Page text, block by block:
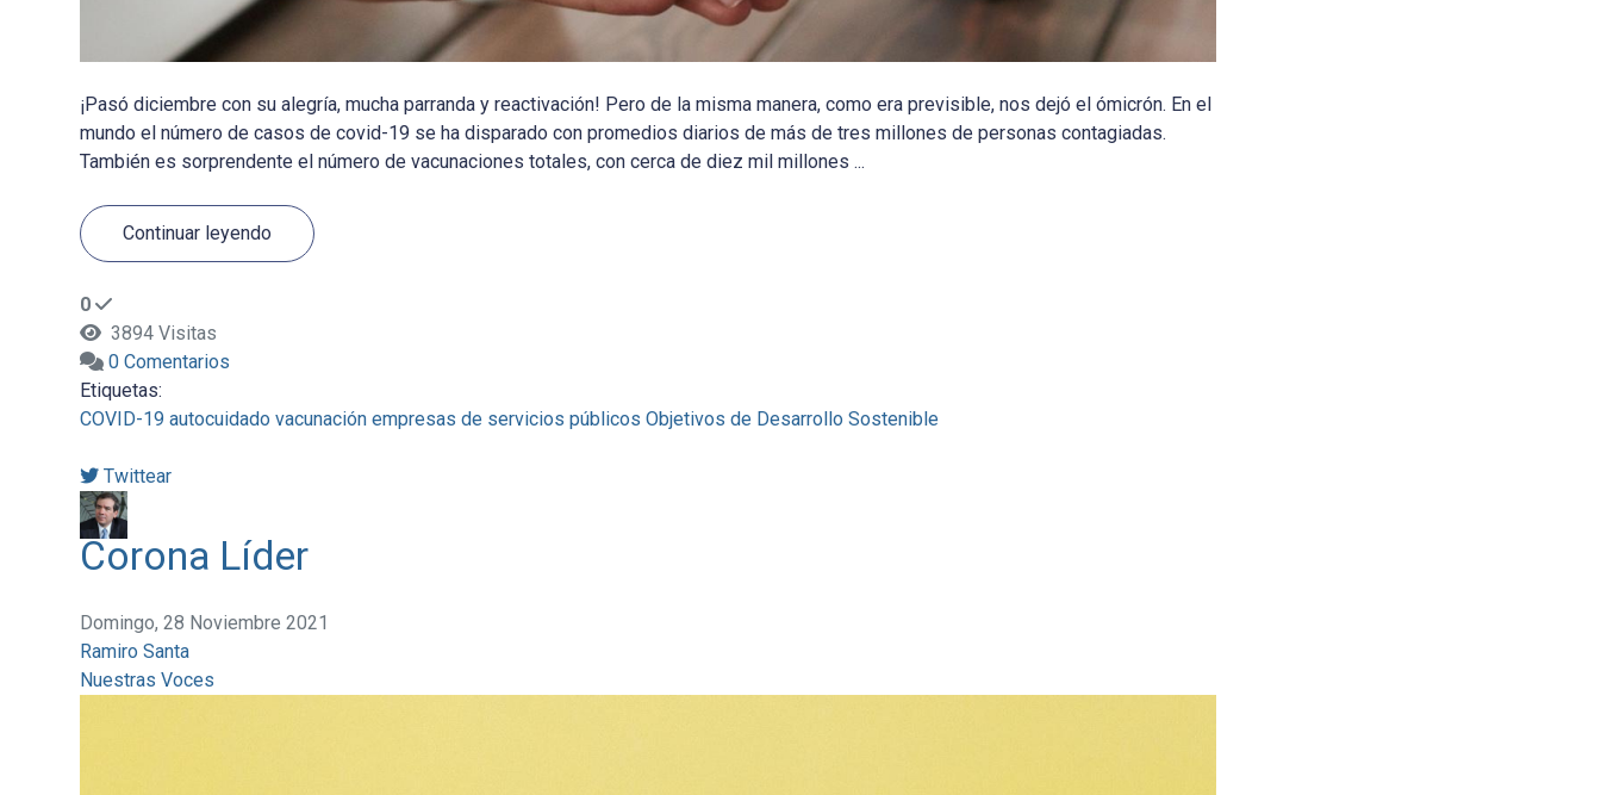
¡Pasó diciembre con su alegría, mucha parranda y reactivación! Pero de la misma manera, como era previsible, nos dejó el ómicrón. En el
mundo el número de casos de covid-19 se ha disparado con promedios diarios de más de tres millones de personas contagiadas.
También es sorprendente el número de vacunaciones totales, con cerca de diez mil millones ...
Continuar leyendo
0
3894 Visitas
0 Comentarios
Etiquetas:
COVID-19 autocuidado vacunación empresas de servicios públicos Objetivos de Desarrollo Sostenible
Twittear
Corona Líder
Domingo, 28 Noviembre 2021
Ramiro Santa
Nuestras Voces